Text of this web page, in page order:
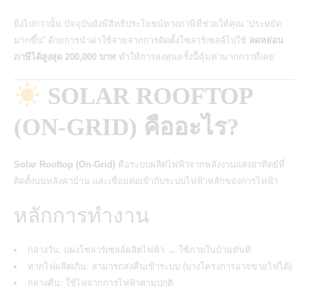
ยิ่งไปกว่านั้น ปัจจุบันยังมีสิทธิประโยชน์ทางภาษีที่ช่วยให้คุณ “ประหยัด
มากขึ้น” ด้วยการนำค่าใช้จ่ายจากการติดตั้งโซลาร์เซลล์ไปใช้ ลดหย่อน
ภาษีได้สูงสุด 200,000 บาท ทำให้การลงทุนครั้งนี้คุ้มค่ามากกว่าที่เคย
SOLAR ROOFTOP
(ON-GRID) คืออะไร?
Solar Rooftop (On-Grid) คือระบบผลิตไฟฟ้าจากพลังงานแสงอาทิตย์ที่
ติดตั้งบนหลังคาบ้าน และเชื่อมต่อเข้ากับระบบไฟฟ้าหลักของการไฟฟ้า
หลักการทำงาน
กลางวัน: แผงโซลาร์เซลล์ผลิตไฟฟ้า → ใช้ภายในบ้านทันที
หากไฟผลิตเกิน: สามารถส่งคืนเข้าระบบ (บางโครงการอาจขายไฟได้)
กลางคืน: ใช้ไฟจากการไฟฟ้าตามปกติ